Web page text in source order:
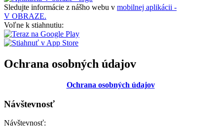
Sledujte informácie z nášho webu v mobilnej aplikácii -
V OBRAZE.
Voľne k stiahnutiu:
Ochrana osobných údajov
Ochrana osobných údajov
Návštevnosť
Návštevnosť: